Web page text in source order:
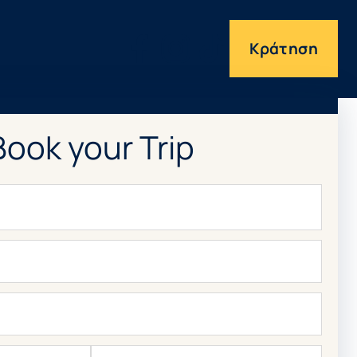
Κράτηση
your Trip